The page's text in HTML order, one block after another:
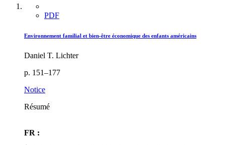
PDF
Environnement familial et bien-être économique des enfants américains
Daniel T. Lichter
p. 151–177
Notice
Résumé
FR :